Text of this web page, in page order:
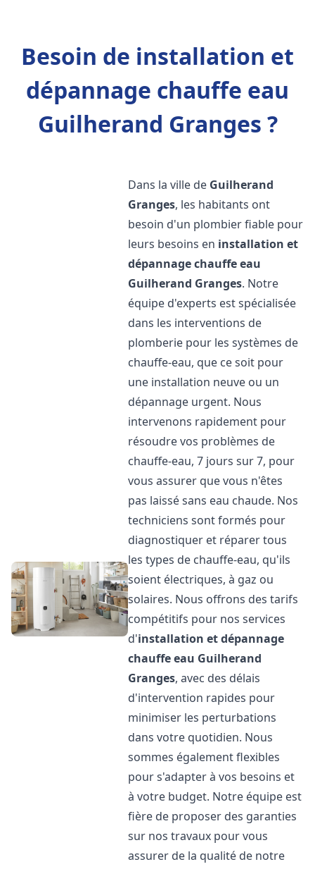
Besoin de installation et
dépannage chauffe eau
Guilherand Granges ?
Dans la ville de Guilherand
Granges, les habitants ont
besoin d'un plombier fiable pour
leurs besoins en installation et
dépannage chauffe eau
Guilherand Granges. Notre
équipe d'experts est spécialisée
dans les interventions de
plomberie pour les systèmes de
chauffe-eau, que ce soit pour
une installation neuve ou un
dépannage urgent. Nous
intervenons rapidement pour
résoudre vos problèmes de
chauffe-eau, 7 jours sur 7, pour
vous assurer que vous n'êtes
pas laissé sans eau chaude. Nos
techniciens sont formés pour
diagnostiquer et réparer tous
les types de chauffe-eau, qu'ils
soient électriques, à gaz ou
solaires. Nous offrons des tarifs
compétitifs pour nos services
d'installation et dépannage
chauffe eau Guilherand
Granges, avec des délais
d'intervention rapides pour
minimiser les perturbations
dans votre quotidien. Nous
sommes également flexibles
pour s'adapter à vos besoins et
à votre budget. Notre équipe est
fière de proposer des garanties
sur nos travaux pour vous
assurer de la qualité de notre